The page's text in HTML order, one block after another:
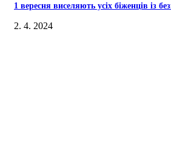
1 вересня виселяють усіх біженців із
2. 4. 2024